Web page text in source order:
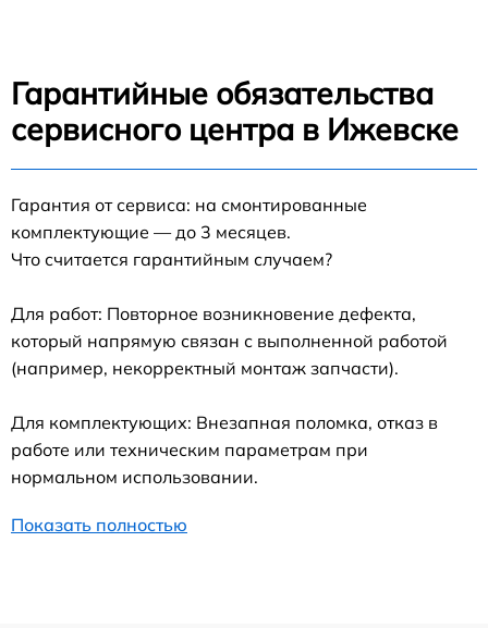
Гарантийные обязательства
сервисного центра в Ижевске
Гарантия от сервиса: на смонтированные
комплектующие — до 3 месяцев.
Что считается гарантийным случаем?
Для работ: Повторное возникновение дефекта,
который напрямую связан с выполненной работой
(например, некорректный монтаж запчасти).
Для комплектующих: Внезапная поломка, отказ в
работе или техническим параметрам при
нормальном использовании.
Показать полностью